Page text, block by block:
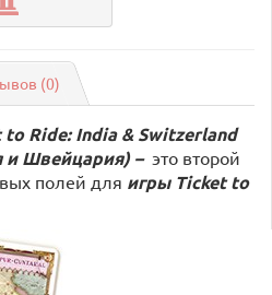
(0)
to Ride: India & Switzerland
и Швейцария) – это второй
полей для игры Ticket to